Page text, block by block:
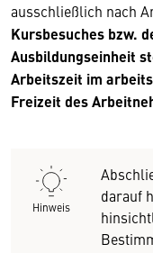
ausschließlich nach
Kursbesuches bzw.
Ausbildungseinheit
Arbeitszeit im
Freizeit des
Hinweis
darauf